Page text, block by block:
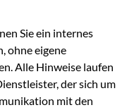
Sie ein internes
ohne eigene
Alle Hinweise laufen
der sich um
mit den